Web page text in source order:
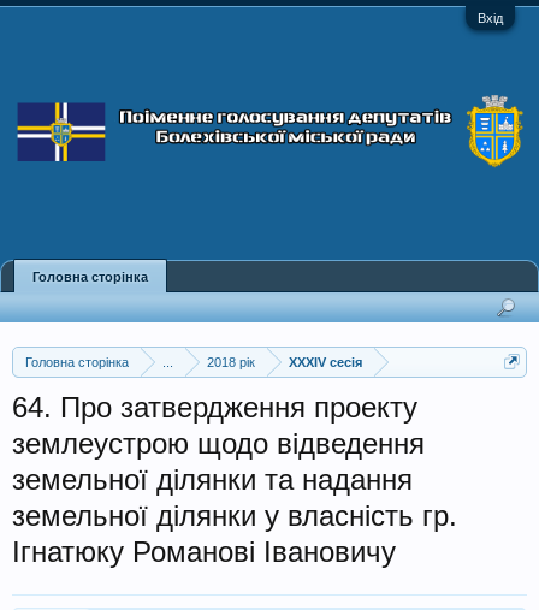
Вхід
Головна сторінка 2018 рік XXXIV сесія
64. Про затвердження проекту
землеустрою щодо відведення
земельної ділянки та надання
земельної ділянки у власність гр.
Ігнатюку Романові Івановичу
Головна сторінка